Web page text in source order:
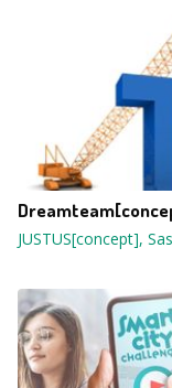
JUSTUS[concept],